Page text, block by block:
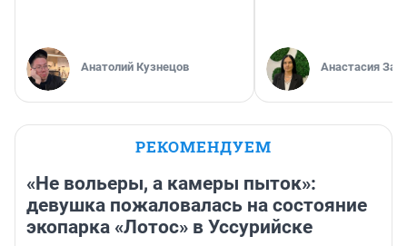
Анатолий Кузнецов Анастасия
РЕКОМЕНДУЕМ
«Не вольеры, а камеры пыток»:
девушка пожаловалась на состояние
экопарка «Лотос» в Уссурийске